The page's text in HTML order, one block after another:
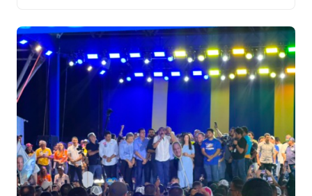
Legislativa e afirmou que pretende atuar em áreas
como saúde, segurança pública […]